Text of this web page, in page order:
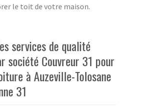
le toit de votre maison.
services de qualité
société Couvreur 31 pour
à Auzeville-Tolosane
31